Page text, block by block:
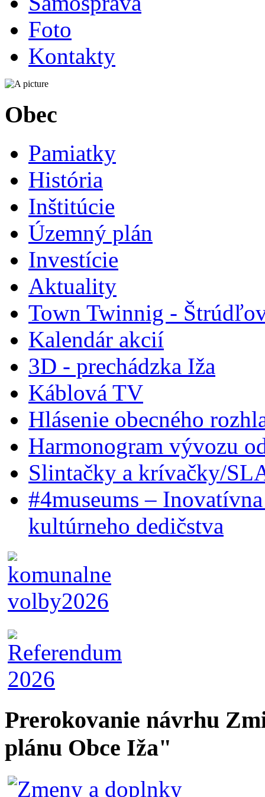
Foto
Kontakty
Obec
Pamiatky
História
Inštitúcie
Územný plán
Investície
Aktuality
Town Twinnig -
Kalendár akcií
3D - prechádzka Iža
Káblová TV
Hlásenie obecného
Harmonogram vývozu
Slintačky a krívačky/
#4museums –
kultúrneho dedičstva
Prerokovanie návrhu
plánu Obce Iža"